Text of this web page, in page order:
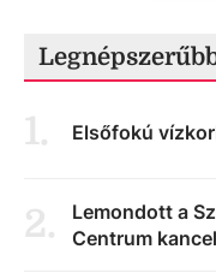
1. Elsőfokú
2.
Lemondott a
Centrum